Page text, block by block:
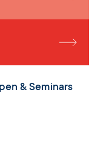
& Seminars